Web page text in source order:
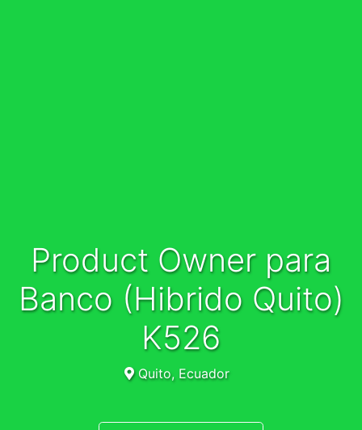
Product Owner para
Banco (Hibrido Quito)
K526
Quito, Ecuador